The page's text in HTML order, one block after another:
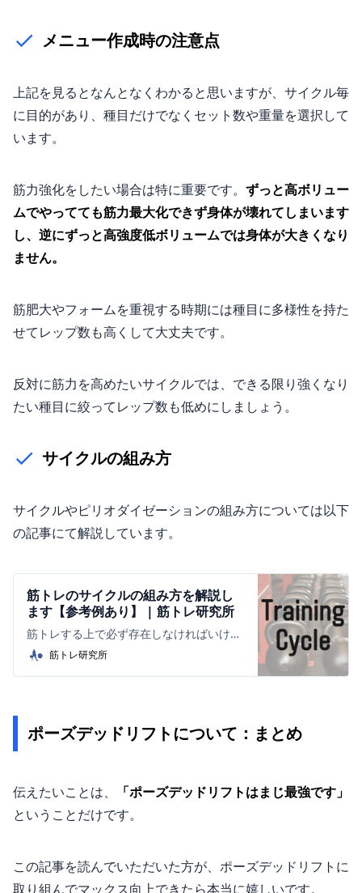
メニュー作成時の注意点
上記を見るとなんとなくわかると思いますが、サイクル毎
に目的があり、種目だけでなくセット数や重量を選択して
います。
筋力強化をしたい場合は特に重要です。 ずっと高ボリュー
ムでやってても筋力最大化できず身体が壊れてしまいます
し、逆にずっと高強度低ボリュームでは身体が大きくなり
ません。
筋肥大やフォームを重視する時期には種目に多様性を持た
せてレップ数も高くして大丈夫です。
反対に筋力を高めたいサイクルでは、できる限り強くなり
たい種目に絞ってレップ数も低めにしましょう。
サイクルの組み方
サイクルやピリオダイゼーションの組み方については以下
の記事にて解説しています。
筋トレのサイクルの組み方を解説し
ます【参考例あり】 | 筋トレ研究所
筋トレする上で必ず存在しなければいけな
いのが、トレーニングメニューです。 そし
て当然ながら、結果を出す人程効果的で理
筋トレ研究所
ポーズデッドリフトについて：まとめ
伝えたいことは、
「ポーズデッドリフトはまじ最強です」
ということだけです。
この記事を読んでいただいた方が、ポーズデッドリフトに
取り組んでマックス向上できたら本当に嬉しいです。